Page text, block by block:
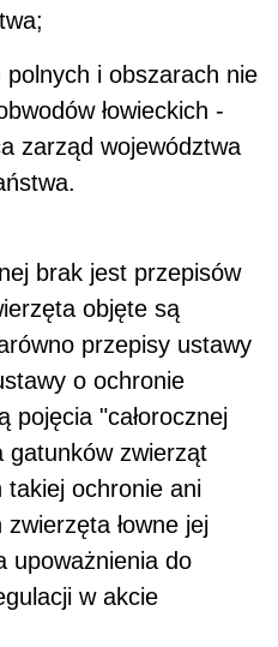
polnych i obszarach nie
łowieckich -
zarząd województwa
brak jest przepisów
objęte są
przepisy ustawy
o ochronie
pojęcia "całorocznej
gatunków zwierząt
takiej ochronie ani
łowne jej
upoważnienia do
w akcie